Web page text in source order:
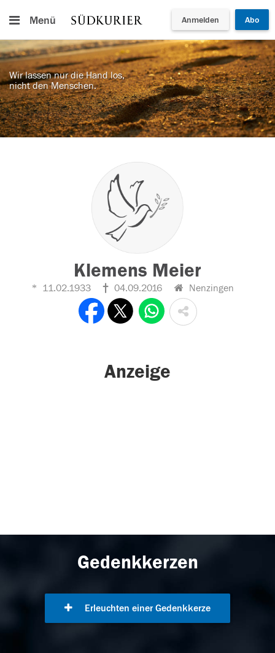
Menü Anmelden Abo
Wir lassen nur die Hand los,
nicht den Menschen.
Klemens Meier
11.02.1933 04.09.2016 Nenzingen
Anzeige
Gedenkkerzen
Erleuchten einer Gedenkkerze